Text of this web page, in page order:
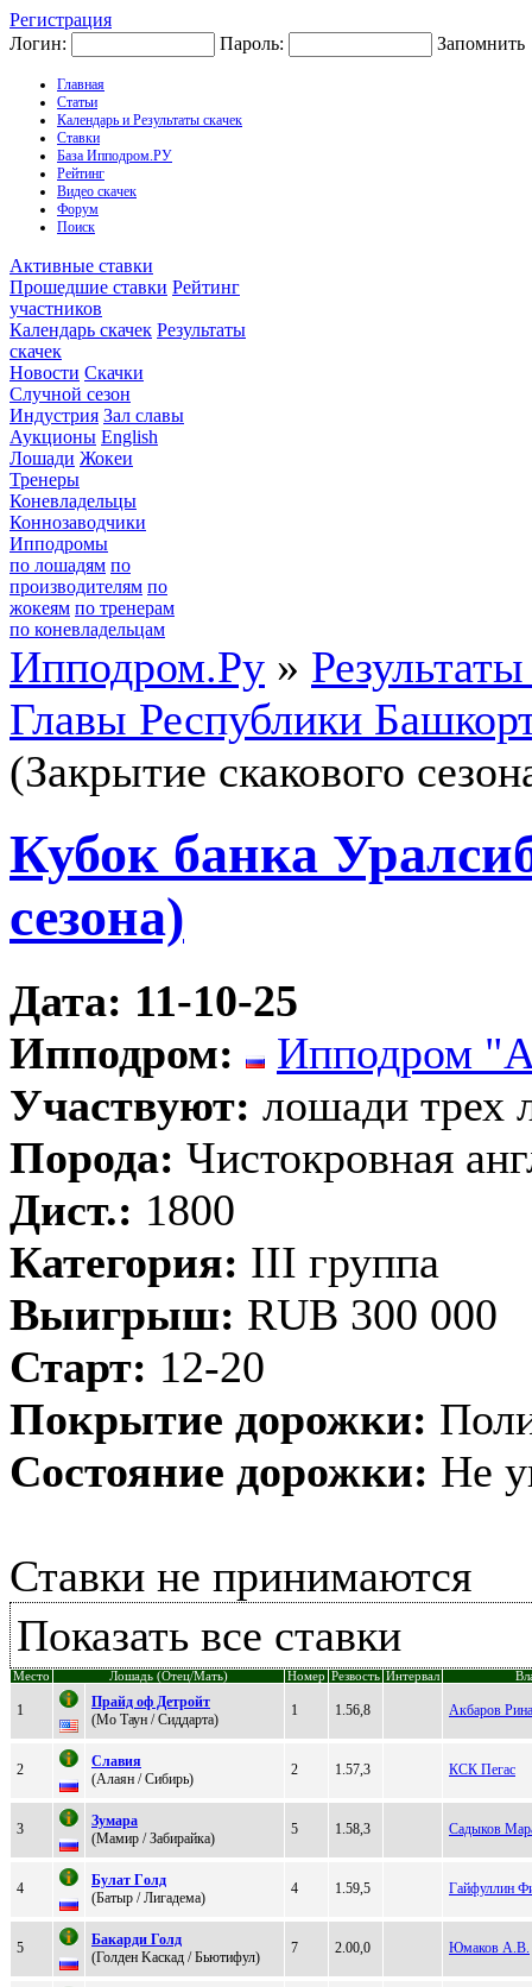
Регистрация
Логин:
Пароль: Запомнить
Главная
Статьи
Календарь и Результаты скачек
Ставки
База Ипподром.РУ
Рейтинг
Видео скачек
Форум
Поиск
Активные ставки
Прошедшие ставки Рейтинг
участников
Календарь скачек Результаты
скачек
Новости Скачки
Случной сезон
Индустрия Зал славы
Аукционы English
Лошади Жокеи
Тренеры
Коневладельцы
Коннозаводчики
Ипподромы
по лошадям по
производителям по
жокеям по тренерам
по коневладельцам
Ипподром.Ру »
Главы Республики
(Закрытие скакового
Кубок банка
сезона)
Дата: 11-10-25
Ипподром:
Ипподром
Участвуют: лошади трех
Порода: Чистокровная
Дист.: 1800
Категория: III группа
Выигрыш: RUB 300 000
Старт: 12-20
Покрытие дорожки:
Состояние дорожки: Не
Ставки не принимаются
Показать все ставки
Место Лошадь (Отец/Мать) Номер Резвость Интервал
1
Прaйд оф Детройт
(Mo Tаун / Cиддaртa)
1 1.56,8 Акбаров
2
Слaвия
(Алаян / Сибирь)
2 1.57,3 КСК Пегас
3
Зумaрa
(Maмиp / Забирайка)
5 1.58,3 Садыков
4
Булaт Гoлд
(Батыp / Лигaдeмa)
4 1.59,5 Гайфуллин
5
Бакарди Голд
(Голдeн Kaскaд / Бьютифул)
7 2.00,0 Юмаков А.В.